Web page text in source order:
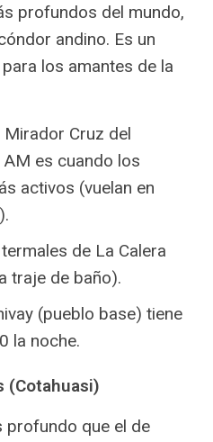
incas y ofrecen
majestuoso cóndor
profundos del mundo,
andino. Es un
los amantes de la
Mirador Cruz del
es cuando los
activos (vuelan en
de La Calera
traje de baño).
(pueblo base) tiene
la noche.
(Cotahuasi)
profundo que el de